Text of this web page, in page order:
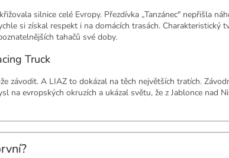
silnice celé Evropy. Přezdívka „Tanzánec" nepřišla
si získal respekt i na domácích trasách. Charakteristický
tahačů své doby.
Truck
závodit. A LIAZ to dokázal na těch největších tratích.
na evropských okruzích a ukázal světu, že z Jablonce nad